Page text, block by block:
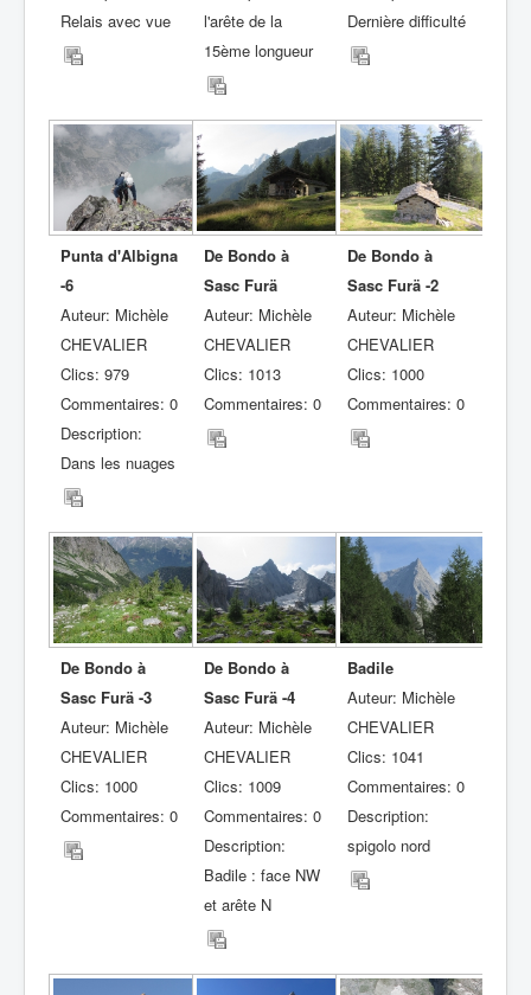
Relais avec vue
l'arête de la
15ème longueur
Dernière difficulté
Punta d'Albigna
-6
Auteur: Michèle
CHEVALIER
Clics: 979
Commentaires: 0
Description:
Dans les nuages
De Bondo à
Sasc Furä
Auteur: Michèle
CHEVALIER
Clics: 1013
Commentaires: 0
De Bondo à
Sasc Furä -2
Auteur: Michèle
CHEVALIER
Clics: 1000
Commentaires: 0
De Bondo à
Sasc Furä -3
Auteur: Michèle
CHEVALIER
Clics: 1000
Commentaires: 0
De Bondo à
Sasc Furä -4
Auteur: Michèle
CHEVALIER
Clics: 1009
Commentaires: 0
Description:
Badile : face NW
et arête N
Badile
Auteur: Michèle
CHEVALIER
Clics: 1041
Commentaires: 0
Description:
spigolo nord